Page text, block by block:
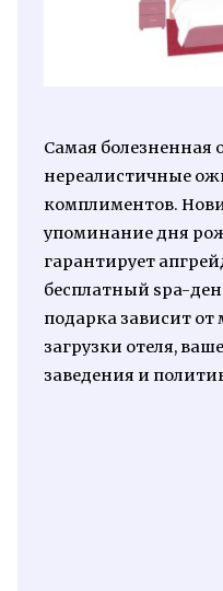
Самая
нереалистичные
комплиментов.
упоминание дня
гарантирует
бесплатный spa-
подарка зависит
загрузки отеля,
заведения и